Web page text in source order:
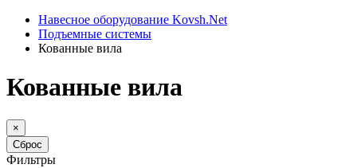
Навесное оборудование Kovsh.Net
Подъемные системы
Кованные вила
Кованные вила
×
Сброс
Фильтры